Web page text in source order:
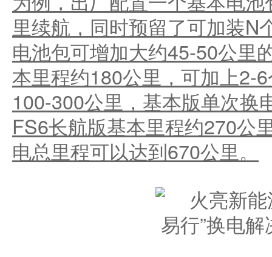
里续航，同时预留了可加装N
电池包可增加大约45-50公里
本里程约180公里，可加上2-6
100-300公里，基本版单次换
FS6长航版基本里程约270公
电总里程可以达到670公里。